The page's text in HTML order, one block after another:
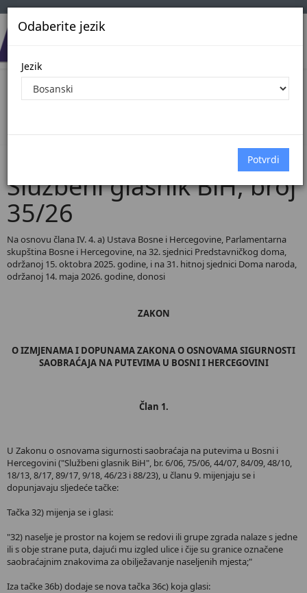
Odaberite jezik
Jezik
Pregled Dokumenata| Broj 35/26
Službeni glasnik BiH, broj
35/26
Na osnovu člana IV. 4. a) Ustava Bosne i Hercegovine, Parlamentarna
skupština Bosne i Hercegovine, na 32. sjednici Predstavničkog doma,
održanoj 15. oktobra 2025. godine, i na 31. hitnoj sjednici Doma naroda,
održanoj 14. maja 2026. godine, donosi
ZAKON
O IZMJENAMA I DOPUNAMA ZAKONA O OSNOVAMA SIGURNOSTI
SAOBRAĆAJA NA PUTEVIMA U BOSNI I HERCEGOVINI
Član 1.
U Zakonu o osnovama sigurnosti saobraćaja na putevima u Bosni i
Hercegovini ("Službeni glasnik BiH", br. 6/06, 75/06, 44/07, 84/09, 48/10,
18/13, 8/17, 89/17, 9/18, 46/23 i 88/23), u članu 9. mijenjaju se i
dopunjavaju sljedeće tačke:
Tačka 32) mijenja se i glasi:
"32) naselje je prostor na kojem se redovi ili grupe zgrada nalaze s jedne
ili s obje strane puta, dajući mu izgled ulice i čije su granice označene
saobraćajnim znakovima za obilježavanje naseljenih mjesta;"
Iza tačke 36b) dodaje se nova tačka 36c) koja glasi: